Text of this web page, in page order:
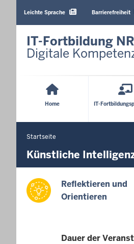
Sprachen
Leichte Sprache Barrierefreiheit
IT-Fortbildung
Digitale
Hauptmenü
Home IT-
Sie
befinden
hier
Startseite
Künstliche
Reflektieren und
Orientieren
Dauer der